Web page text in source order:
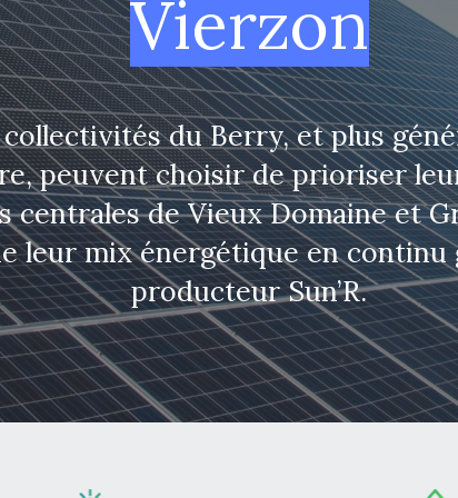
Vierzon
du Berry, et plus
peuvent choisir de prioriser
centrales de Vieux Domaine et
leur mix énergétique en continu
producteur Sun’R.